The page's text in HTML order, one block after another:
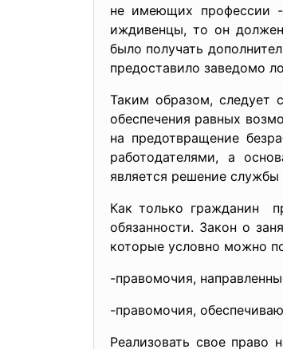
не имеющих профессии
иждивенцы, то он
было получать
предоставило заведомо
Таким образом, следует
обеспечения равных
на предотвращение
работодателями, а
является решение службы
Как только гражданин
обязанности. Закон о
которые условно можно
-правомочия,
-правомочия,
Реализовать свое